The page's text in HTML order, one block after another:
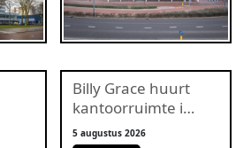
Billy Grace huurt
kantoorruimte in
Amsterdam
5 augustus 2026